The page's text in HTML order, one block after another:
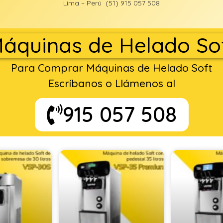
Lima – Perú (51) 915 057 508
de Helado
Para Comprar Máquinas de Helado Soft
Escríbanos o Llámenos al
915 057 508